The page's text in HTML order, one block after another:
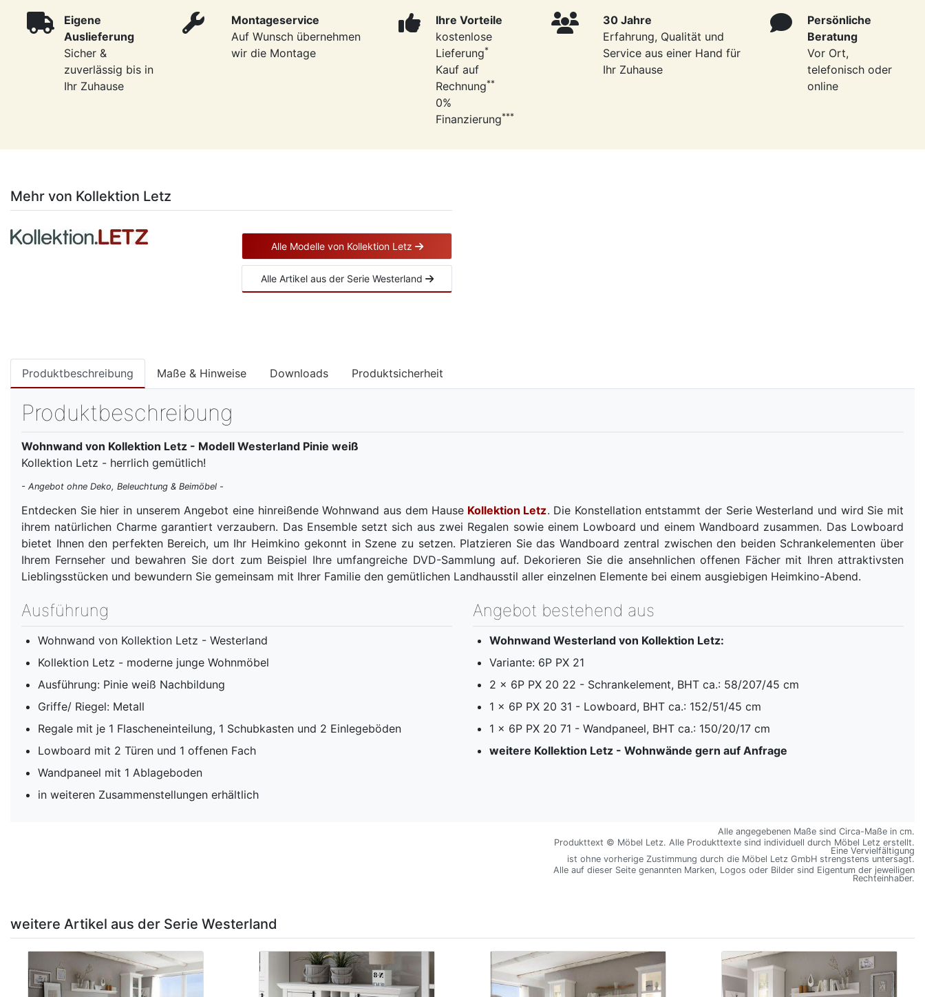
Eigene
Auslieferung
Sicher &
zuverlässig bis in
Ihr Zuhause
Montageservice
Auf Wunsch übernehmen
wir die Montage
Ihre Vorteile
kostenlose
Lieferung*
Kauf auf
Rechnung**
0%
Finanzierung***
30 Jahre
Erfahrung, Qualität und
Service aus einer Hand für
Ihr Zuhause
Persönliche
Beratung
Vor Ort,
telefonisch oder
online
Mehr von Kollektion Letz
Alle Modelle von Kollektion Letz
Alle Artikel aus der Serie Westerland
Produktbeschreibung Maße & Hinweise Downloads Produktsicherheit
Produktbeschreibung
Wohnwand von Kollektion Letz - Modell Westerland Pinie weiß
Kollektion Letz - herrlich gemütlich!
- Angebot ohne Deko, Beleuchtung & Beimöbel -
Entdecken Sie hier in unserem Angebot eine hinreißende Wohnwand aus dem Hause Kollektion Letz. Die Konstellation entstammt der Serie Westerland und wird Sie mit
ihrem natürlichen Charme garantiert verzaubern. Das Ensemble setzt sich aus zwei Regalen sowie einem Lowboard und einem Wandboard zusammen. Das Lowboard
bietet Ihnen den perfekten Bereich, um Ihr Heimkino gekonnt in Szene zu setzen. Platzieren Sie das Wandboard zentral zwischen den beiden Schrankelementen über
Ihrem Fernseher und bewahren Sie dort zum Beispiel Ihre umfangreiche DVD-Sammlung auf. Dekorieren Sie die ansehnlichen offenen Fächer mit Ihren attraktivsten
Lieblingsstücken und bewundern Sie gemeinsam mit Ihrer Familie den gemütlichen Landhausstil aller einzelnen Elemente bei einem ausgiebigen Heimkino-Abend.
Ausführung
Wohnwand von Kollektion Letz - Westerland
Kollektion Letz - moderne junge Wohnmöbel
Ausführung: Pinie weiß Nachbildung
Griffe/ Riegel: Metall
Regale mit je 1 Flascheneinteilung, 1 Schubkasten und 2 Einlegeböden
Lowboard mit 2 Türen und 1 offenen Fach
Wandpaneel mit 1 Ablageboden
in weiteren Zusammenstellungen erhältlich
Angebot bestehend aus
Wohnwand Westerland von Kollektion Letz:
Variante: 6P PX 21
2 x 6P PX 20 22 - Schrankelement, BHT ca.: 58/207/45 cm
1 x 6P PX 20 31 - Lowboard, BHT ca.: 152/51/45 cm
1 x 6P PX 20 71 - Wandpaneel, BHT ca.: 150/20/17 cm
weitere Kollektion Letz - Wohnwände gern auf Anfrage
Alle angegebenen Maße sind Circa-Maße in cm.
Produkttext © Möbel Letz. Alle Produkttexte sind individuell durch Möbel Letz erstellt.
Eine Vervielfältigung
ist ohne vorherige Zustimmung durch die Möbel Letz GmbH strengstens untersagt.
Alle auf dieser Seite genannten Marken, Logos oder Bilder sind Eigentum der jeweiligen
Rechteinhaber.
weitere Artikel aus der Serie Westerland